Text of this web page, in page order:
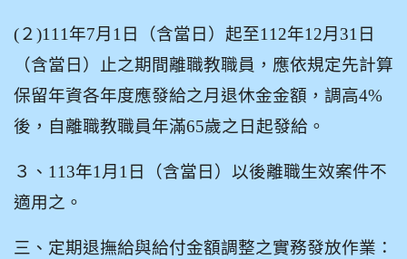
(２)111年7月1日（含當日）起至112年12月31日
（含當日）止之期間離職教職員，應依規定先計算
保留年資各年度應發給之月退休金金額，調高4%
後，自離職教職員年滿65歲之日起發給。
３、113年1月1日（含當日）以後離職生效案件不
適用之。
三、定期退撫給與給付金額調整之實務發放作業：